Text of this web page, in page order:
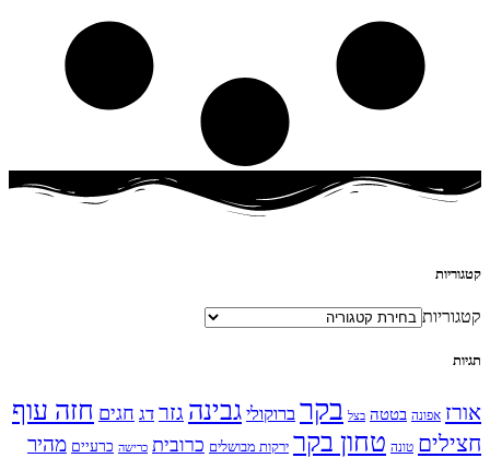
קטגוריות
קטגוריות
תגיות
אורז אפונה בטטה בצל בקר ברוקולי גבינה גזר דג חגים חזה עוף
חצילים טונה טחון בקר ירקות מבושלים כרובית כרישה כרעיים מהיר